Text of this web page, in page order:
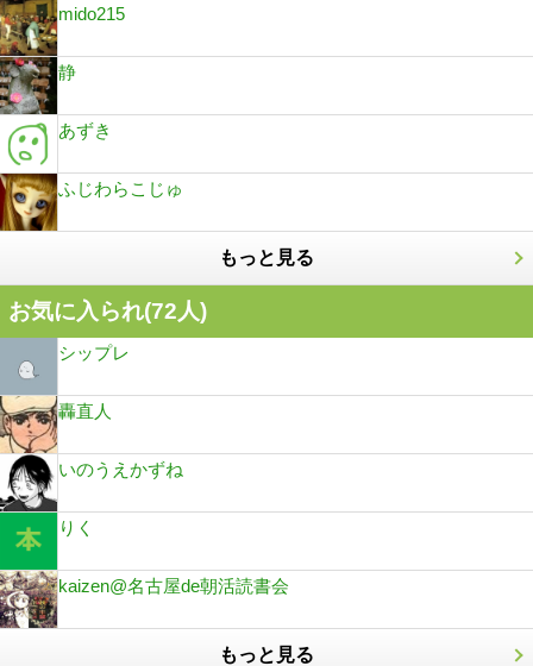
mido215
静
あずき
ふじわらこじゅ
もっと見る
お気に入られ(72人)
シップレ
轟直人
いのうえかずね
りく
kaizen@名古屋de朝活読書会
もっと見る